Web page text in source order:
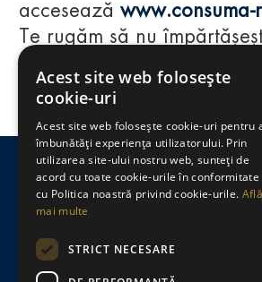
Regulamente
consumă-responsabil.ro
Politica de confidențialitate
accesează
Te rugăm să nu
acestui website cu
împlinit vârsta de 18 ani.
Acest site web folosește
cookie-uri
Acest site web folosește cookie-uri pentru
îmbunătăți experiența utilizatorului. Prin
utilizarea site-ului nostru web, sunteți de
acord cu toate cookie-urile în conformitate
cu Politica noastră privind cookie-urile. Află
mai multe
STRICT NECESARE